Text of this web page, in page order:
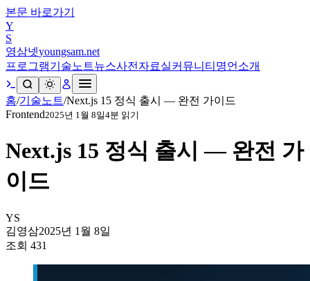
본문 바로가기
Y
S
영삼넷youngsam.net
프로그램기술노트뉴스사전 자료실커뮤니티 명언 소개
홈/기술노트/Next.js 15 정식 출시 — 완전 가이드
Frontend2025년 1월 8일4분 읽기
Next.js 15 정식 출시 — 완전 가
이드
YS
김영삼2025년 1월 8일
조회 431